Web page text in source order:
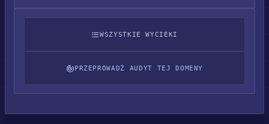
WSZYSTKIE WYCIEKI
PRZEPROWADŹ AUDYT TEJ DOMENY